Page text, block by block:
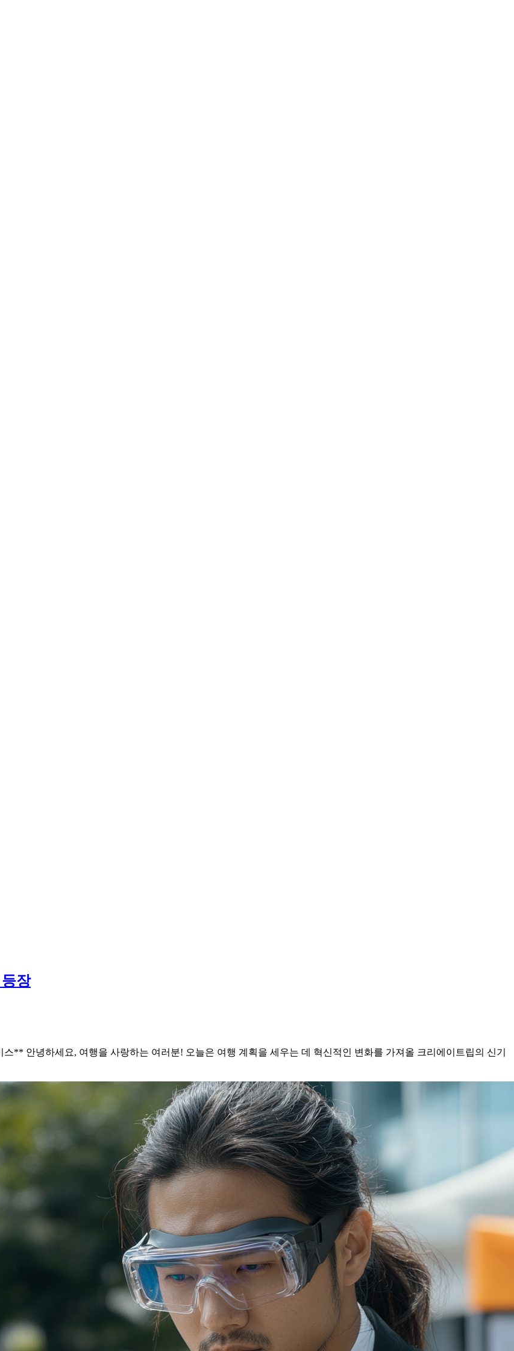
장
** 안녕하세요, 여행을 사랑하는 여러분! 오늘은 여행 계획을 세우는 데 혁신적인 변화를 가져올 크리에이트립의 신기